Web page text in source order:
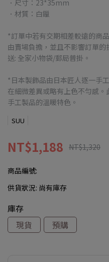
．尺寸：23*35mm
．材質：白鑞
*訂單中若有交期相差較遠的商
由賣場負擔，並且不影響訂單
送: 全家小物袋/郵局普掛。
*日本製飾品由日本匠人逐一手
在細微差異或略有上色不勻感
手工製品的溫暖特色。
SUU
NT$1,188 NT$1,320
商品編號:
供貨狀況: 尚有庫存
庫存
現貨
預購